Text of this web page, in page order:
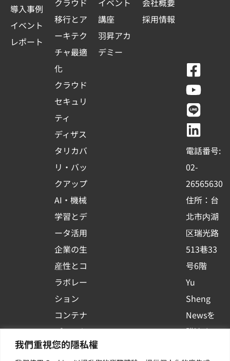
我們重視您的隱私權
導入事例
イベント
レポート
クラウド
移行とア
ーキテク
チャ最適
化
クラウド
セキュリ
ティ
ディザス
タリカバ
リ・バッ
クアップ
AI・機械
学習とデ
ータ活用
企業の生
産性とコ
ラボレー
ション
コンテナ
プラット
フォーム
イベント
講座
羽昇アカ
デミー
会社概要
採用情報
F
a
c
e
b
o
o
k
-
s
q
u
a
r
e
Y
o
u
t
u
b
e
L
i
n
e
L
i
n
k
e
d
i
n
電話番号:
02-
26565630
住所：台
北市内湖
区瑞光路
513巷33
号6階
Yu
Sheng
Newsを
購読する